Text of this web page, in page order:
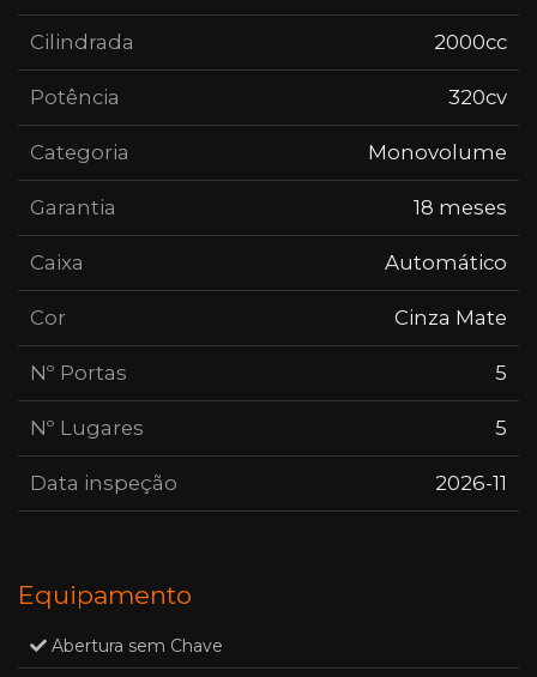
Cilindrada 2000cc
Potência 320cv
Categoria Monovolume
Garantia 18 meses
Caixa Automático
Cor Cinza Mate
Nº Portas 5
Nº Lugares 5
Data inspeção 2026-11
Equipamento
Abertura sem Chave